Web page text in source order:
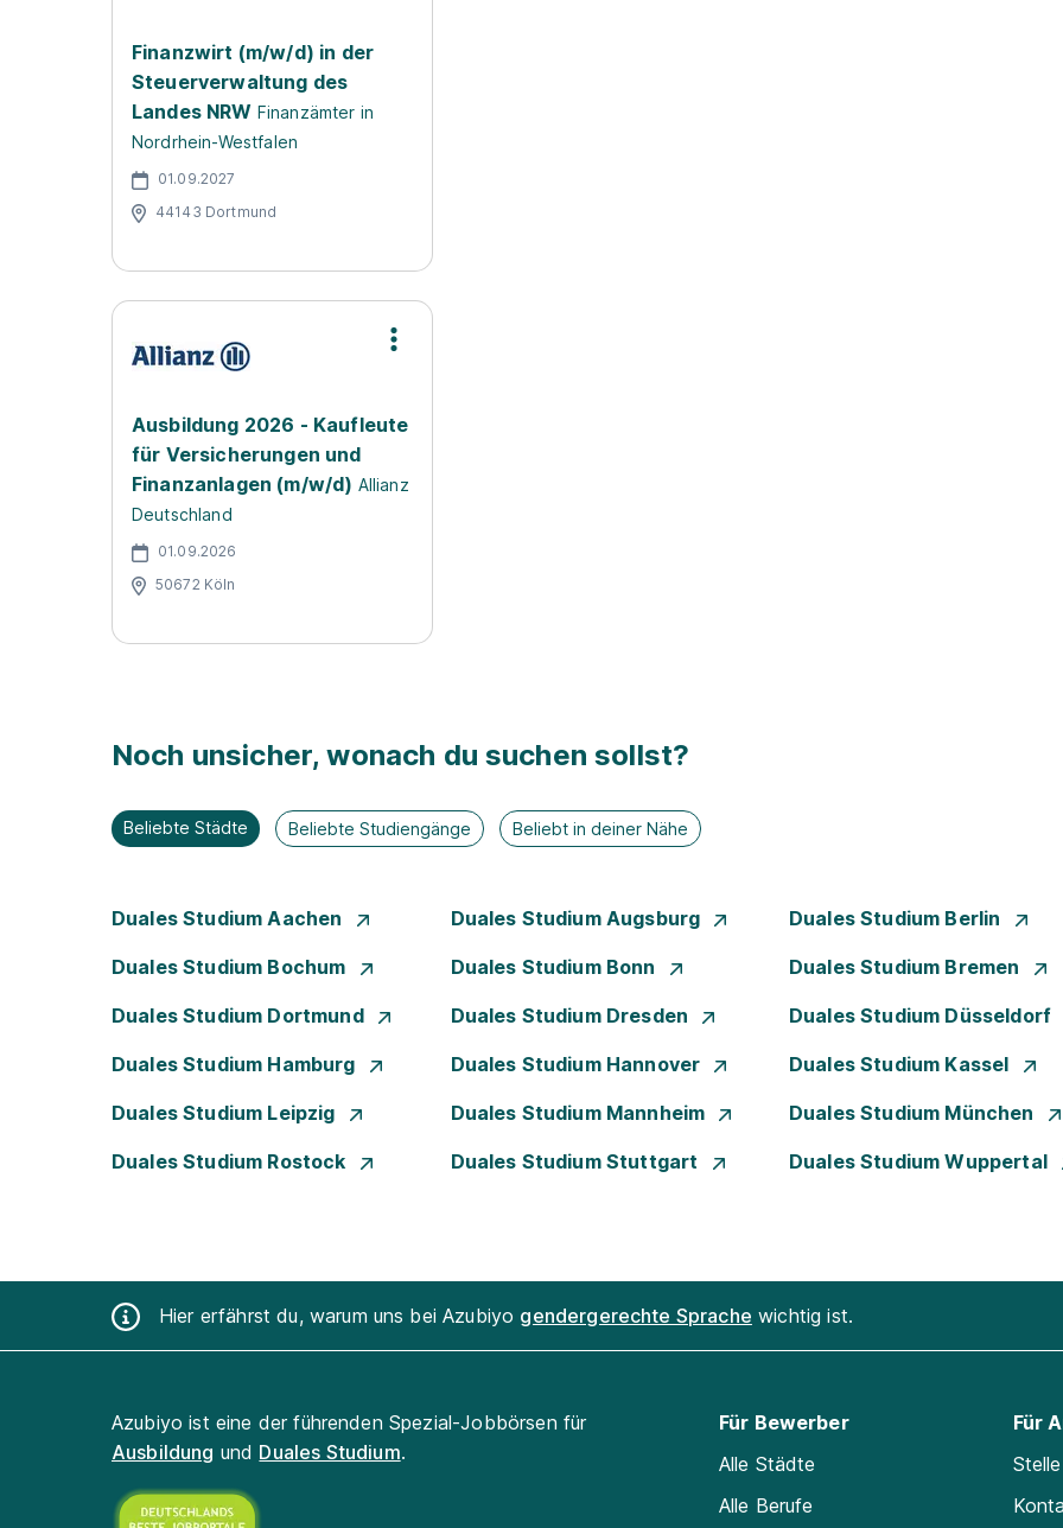
Finanzwirt (m/w/d) in der
Steuerverwaltung des
Landes NRW Finanzämter in
Nordrhein-Westfalen
01.09.2027
44143 Dortmund
Ausbildung 2026 - Kaufleute
für Versicherungen und
Finanzanlagen (m/w/d) Allianz
Deutschland
01.09.2026
50672 Köln
Noch unsicher, wonach du suchen sollst?
Beliebte Städte Beliebte Studiengänge Beliebt in deiner Nähe
Duales Studium Aachen Duales Studium Augsburg Duales Studium Berlin
Duales Studium Bochum Duales Studium Bonn Duales Studium Bremen
Duales Studium Dortmund Duales Studium Dresden Duales Studium Düsseldorf
Duales Studium Hamburg Duales Studium Hannover Duales Studium Kassel
Duales Studium Leipzig Duales Studium Mannheim Duales Studium München
Duales Studium Rostock Duales Studium Stuttgart Duales Studium Wuppertal
Hier erfährst du, warum uns bei Azubiyo gendergerechte Sprache wichtig ist.
Azubiyo ist eine der führenden Spezial-Jobbörsen für
Ausbildung und Duales Studium.
Für Bewerber
Alle Städte
Alle Berufe
Für